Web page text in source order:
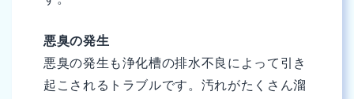
悪臭の発生
悪臭の発生も浄化槽の排水不良によって引き
起こされるトラブルです。汚れがたくさん溜